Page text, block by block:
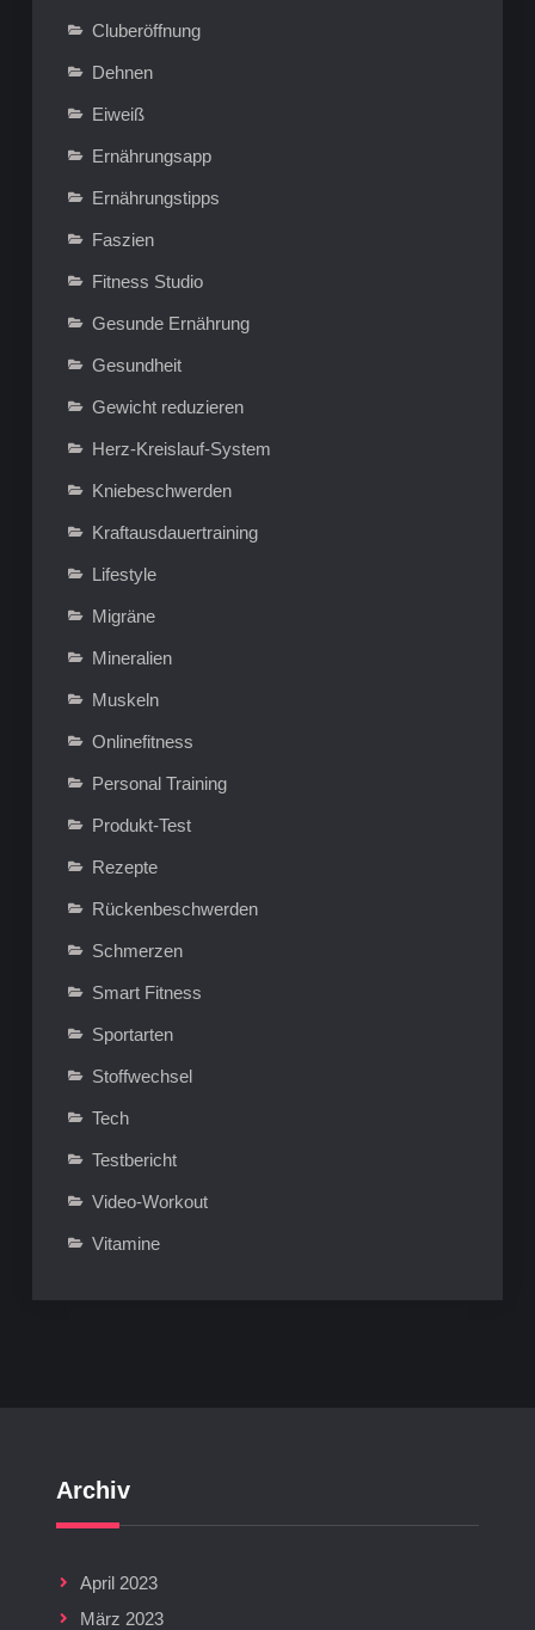
Cluberöffnung
Dehnen
Eiweiß
Ernährungsapp
Ernährungstipps
Faszien
Fitness Studio
Gesunde Ernährung
Gesundheit
Gewicht reduzieren
Herz-Kreislauf-System
Kniebeschwerden
Kraftausdauertraining
Lifestyle
Migräne
Mineralien
Muskeln
Onlinefitness
Personal Training
Produkt-Test
Rezepte
Rückenbeschwerden
Schmerzen
Smart Fitness
Sportarten
Stoffwechsel
Tech
Testbericht
Video-Workout
Vitamine
Archiv
April 2023
März 2023